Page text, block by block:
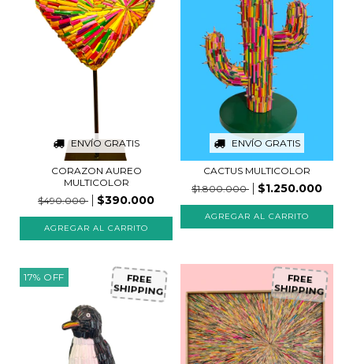
ENVÍO GRATIS
CORAZON AUREO
MULTICOLOR
$490.000
$390.000
ENVÍO GRATIS
CACTUS MULTICOLOR
$1.800.000
$1.250.000
17% OFF FREE
SHIPPING
FREE
SHIPPING